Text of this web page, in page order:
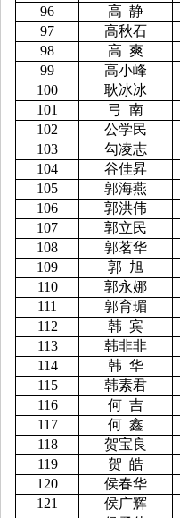
96
高 静
97
高秋石
98
高 爽
99
高小峰
100
耿冰冰
101
弓 南
102
公学民
103
勾凌志
104
谷佳昇
105
郭海燕
106
郭洪伟
107
郭立民
108
郭茗华
109
郭 旭
110
郭永娜
111
郭育瑂
112
韩 宾
113
韩非非
114
韩 华
115
韩素君
116
何 吉
117
何 鑫
118
贺宝良
119
贺 皓
120
侯春华
121
侯广辉